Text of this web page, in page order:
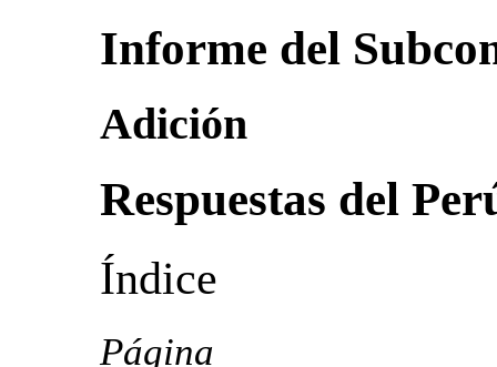
Informe del
Adición
Respuestas del
Índice
Página